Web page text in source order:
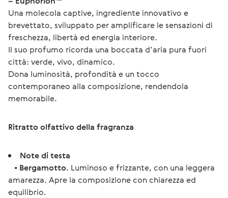
Una molecola captive, ingrediente innovativo e
brevettato, sviluppato per amplificare le sensazioni di
freschezza, libertà ed energia interiore.
Il suo profumo ricorda una boccata d’aria pura fuori
città: verde, vivo, dinamico.
Dona luminosità, profondità e un tocco
contemporaneo alla composizione, rendendola
memorabile.
Ritratto olfattivo della fragranza
Note di testa
• Bergamotto. Luminoso e frizzante, con una leggera
amarezza. Apre la composizione con chiarezza ed
equilibrio.